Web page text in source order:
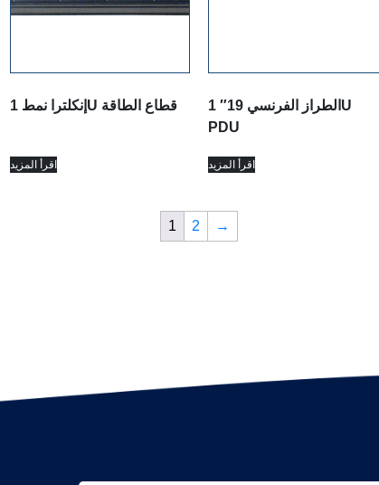
إنكلترا نمط 1U قطاع الطاقة
اقرأ المزيد
الطراز الفرنسي 19″ 1U
PDU
اقرأ المزيد
1 2 →